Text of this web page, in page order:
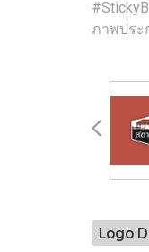
ภาพประ
Logo